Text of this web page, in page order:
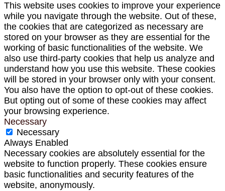
This website uses cookies to improve your experience
while you navigate through the website. Out of these,
the cookies that are categorized as necessary are
stored on your browser as they are essential for the
working of basic functionalities of the website. We
also use third-party cookies that help us analyze and
understand how you use this website. These cookies
will be stored in your browser only with your consent.
You also have the option to opt-out of these cookies.
But opting out of some of these cookies may affect
your browsing experience.
Necessary
Necessary
Always Enabled
Necessary cookies are absolutely essential for the
website to function properly. These cookies ensure
basic functionalities and security features of the
website, anonymously.